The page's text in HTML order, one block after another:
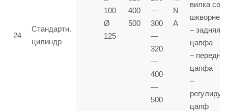
100
Ø
125
400
500
—
300
—
320
—
400
—
500
N
A
вилка со
шкворнем
– задняя
цапфа
–
цапфа
–
цапф
24
Стандартн.
цилиндр